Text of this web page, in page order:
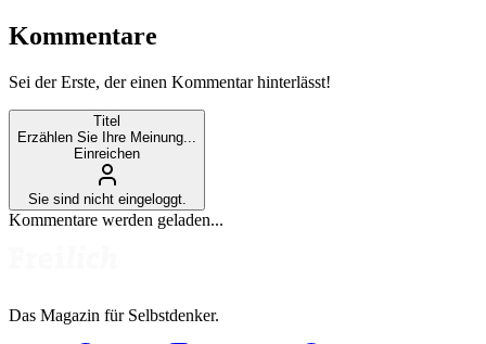
Kommentare
Sei der Erste, der einen Kommentar hinterlässt!
Titel
Erzählen Sie Ihre Meinung...
Einreichen
Sie sind nicht eingeloggt.
Kommentare werden geladen...
Das Magazin für Selbstdenker.